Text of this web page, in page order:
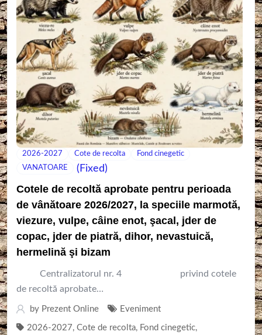
2026-2027 Cote de recolta
Fond cinegetic
VANATOARE
(Fixed)
Cotele de recoltă aprobate pentru perioada
de vânătoare 2026/2027, la speciile marmotă,
viezure, vulpe, câine enot, şacal, jder de
copac, jder de piatră, dihor, nevastuică,
hermelină şi bizam
Centralizatorul nr. 4 privind cotele
de recoltă aprobate…
by Prezent Online Eveniment
2026-2027, Cote de recolta, Fond cinegetic,